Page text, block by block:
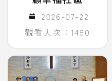
2026-07-22
觀看人次：1480